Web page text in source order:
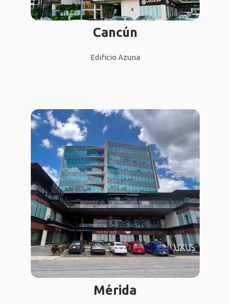
Cancún
Edificio Azuna
Mérida